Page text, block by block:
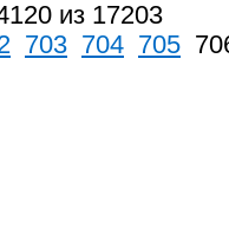
из 17203
703 704 705